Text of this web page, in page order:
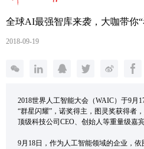
全球AI最强智库来袭，大咖带你
2018-09-19
2018世界人工智能大会（WAIC）于9月
“群星闪耀”，诺奖得主，图灵奖获得者
顶级科技公司CEO、创始人等重量级嘉
9月18日，作为人工智能领域的企业，